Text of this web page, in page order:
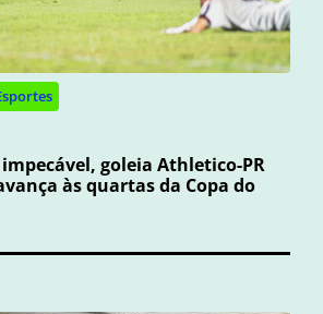
goleia Athletico-PR
às quartas da Copa do